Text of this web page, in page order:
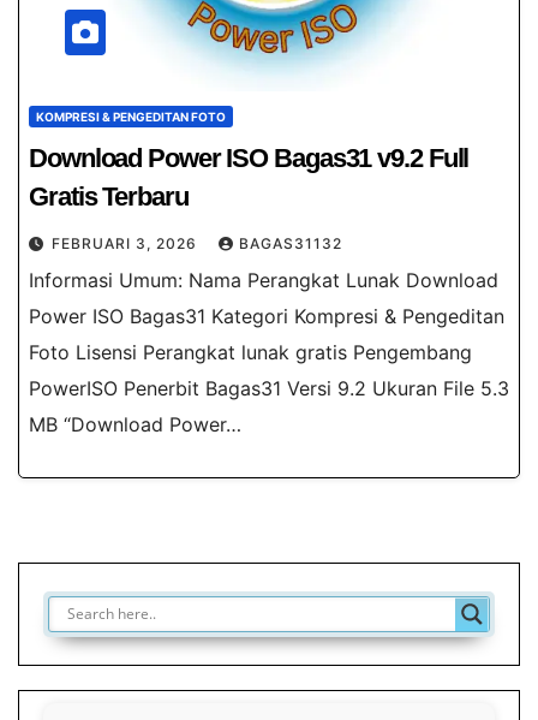
KOMPRESI & PENGEDITAN FOTO
Download Power ISO Bagas31 v9.2 Full
Gratis Terbaru
FEBRUARI 3, 2026 BAGAS31132
Informasi Umum: Nama Perangkat Lunak Download
Power ISO Bagas31 Kategori Kompresi & Pengeditan
Foto Lisensi Perangkat lunak gratis Pengembang
PowerISO Penerbit Bagas31 Versi 9.2 Ukuran File 5.3
MB “Download Power…